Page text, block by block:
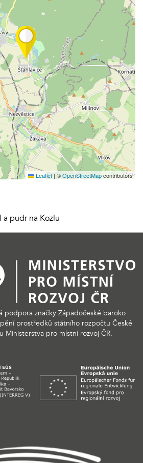
Leaflet | ©OpenStreetMapcontributors
pudr na Kozlu
podpora značky Západočeské baroko
prostředků státního rozpočtu České
Ministerstva pro místní rozvoj ČR.